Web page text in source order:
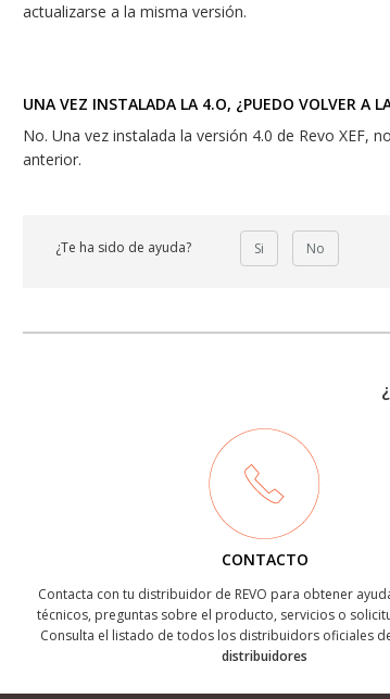
actualizarse a la misma versión.
UNA VEZ INSTALADA LA 4.O, ¿PUEDO VOLVER A
No. Una vez instalada la versión 4.0 de Revo XEF,
anterior.
¿Te ha sido de ayuda? Si No
CONTACTO
Contacta con tu distribuidor de REVO para obtener
técnicos, preguntas sobre el producto, servicios o
Consulta el listado de todos los distribuidors oficiales de
distribuidores